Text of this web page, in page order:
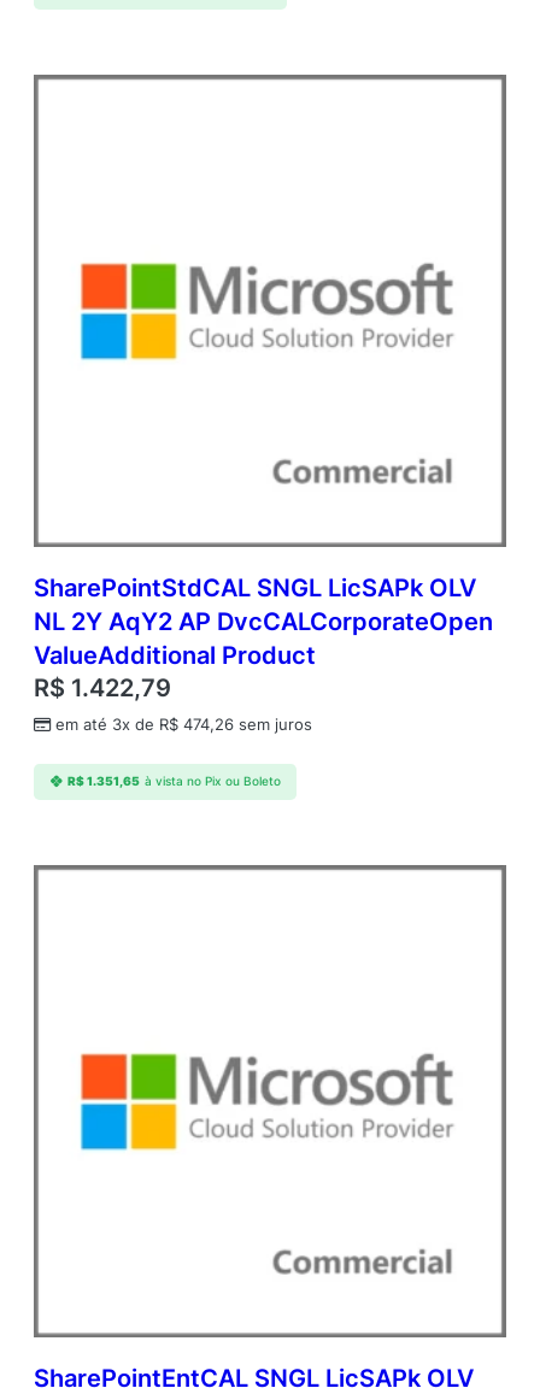
SharePointStdCAL SNGL LicSAPk OLV
NL 2Y AqY2 AP DvcCALCorporateOpen
ValueAdditional Product
R$ 1.422,79
em até 3x de R$ 474,26 sem juros
R$1.351,65 à vista no Pix ou Boleto
SharePointEntCAL SNGL LicSAPk OLV